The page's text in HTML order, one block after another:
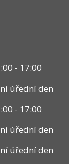
- 17:00
úřední den
- 17:00
úřední den
úřední den